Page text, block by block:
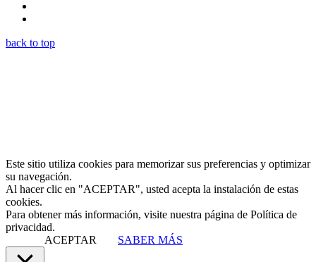
back to top
Este sitio utiliza cookies para memorizar sus preferencias y optimizar
su navegación.
Al hacer clic en "ACEPTAR", usted acepta la instalación de estas
cookies.
Para obtener más información, visite nuestra página de Política de
privacidad.
ACEPTAR
SABER MÁS